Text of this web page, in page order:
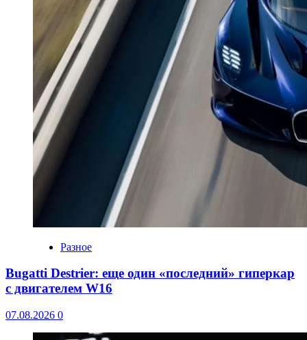
Разное
Bugatti Destrier: еще один «последний» гиперкар
с двигателем W16
07.08.2026 0